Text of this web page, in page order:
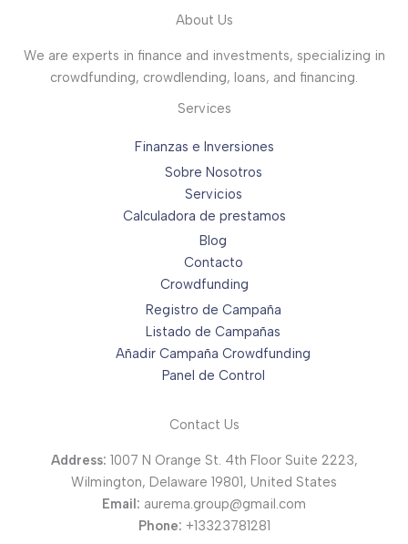
About Us
We are experts in finance and investments, specializing in
crowdfunding, crowdlending, loans, and financing.
Services
Finanzas e Inversiones
Sobre Nosotros
Servicios
Calculadora de prestamos
Blog
Contacto
Crowdfunding
Registro de Campaña
Listado de Campañas
Añadir Campaña Crowdfunding
Panel de Control
Contact Us
Address: 1007 N Orange St. 4th Floor Suite 2223,
Wilmington, Delaware 19801, United States
Email: aurema.group@gmail.com
Phone: +13323781281